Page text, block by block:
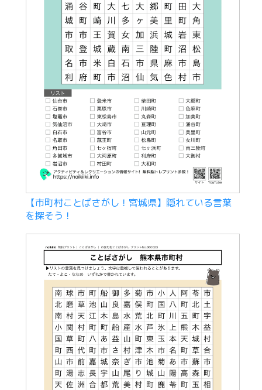
【市町村ことばさがし！宮城県】隠れている言葉
を探そう！